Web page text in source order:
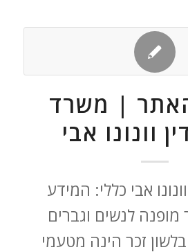
| משרד
וונונו אבי
אבי כללי: המידע
לנשים וגברים
זכר הינה מטעמי